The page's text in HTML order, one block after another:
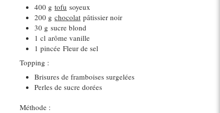
400 g tofu soyeux
200 g chocolat pâtissier noir
30 g sucre blond
1 cl arôme vanille
1 pincée Fleur de sel
Topping :
Brisures de framboises surgelées
Perles de sucre dorées
Méthode :